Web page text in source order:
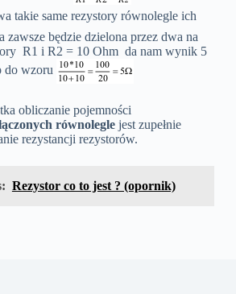
takie same rezystory równolegle ich
zawsze będzie dzielona przez dwa na
R1 i R2 = 10 Ohm da nam wynik 5
do wzoru
obliczanie pojemności
równolegle jest zupełnie
rezystancji rezystorów.
Rezystor co to jest ? (opornik)